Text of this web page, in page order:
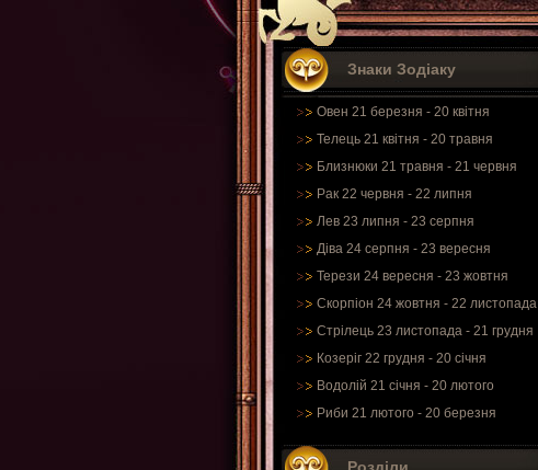
Знаки Зодіаку
Овен 21 березня - 20 квітня
Телець 21 квітня - 20 травня
Близнюки 21 травня - 21 червня
Рак 22 червня - 22 липня
Лев 23 липня - 23 серпня
Діва 24 серпня - 23 вересня
Терези 24 вересня - 23 жовтня
Скорпіон 24 жовтня - 22 листопада
Стрілець 23 листопада - 21 грудня
Козеріг 22 грудня - 20 січня
Водолій 21 січня - 20 лютого
Риби 21 лютого - 20 березня